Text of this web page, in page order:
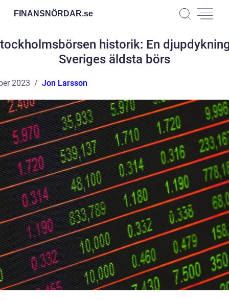
FINANSNÖRDAR.se
historik: En
Sveriges äldsta börs
2023 Jon Larsson